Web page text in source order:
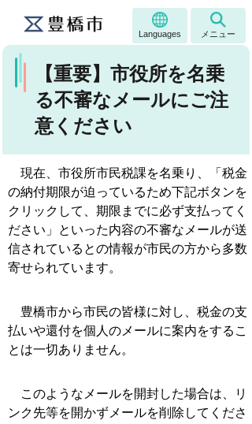
Languages メニュー
【重要】市役所を名乗
る不審なメールにご注
意ください
現在、市役所市民税課を名乗り、「税金
の納付期限が迫っているため下記ボタンを
クリックして、期限までに必ず支払ってく
ださい」といった内容の不審なメールが送
信されているとの情報が市民の方から多数
寄せられています。
豊橋市から市民の皆様に対し、税金の支
払いや還付を個人のメールに案内をするこ
とは一切ありません。
このようなメールを開封した場合は、リ
ンク先等を開かずメールを削除してくださ